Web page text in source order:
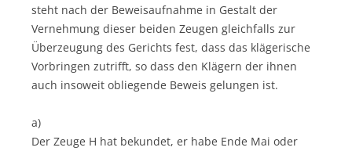
steht nach der Beweisaufnahme in Gestalt der
Vernehmung dieser beiden Zeugen gleichfalls zur
Überzeugung des Gerichts fest, dass das klägerische
Vorbringen zutrifft, so dass den Klägern der ihnen
auch insoweit obliegende Beweis gelungen ist.
a)
Der Zeuge H hat bekundet, er habe Ende Mai oder